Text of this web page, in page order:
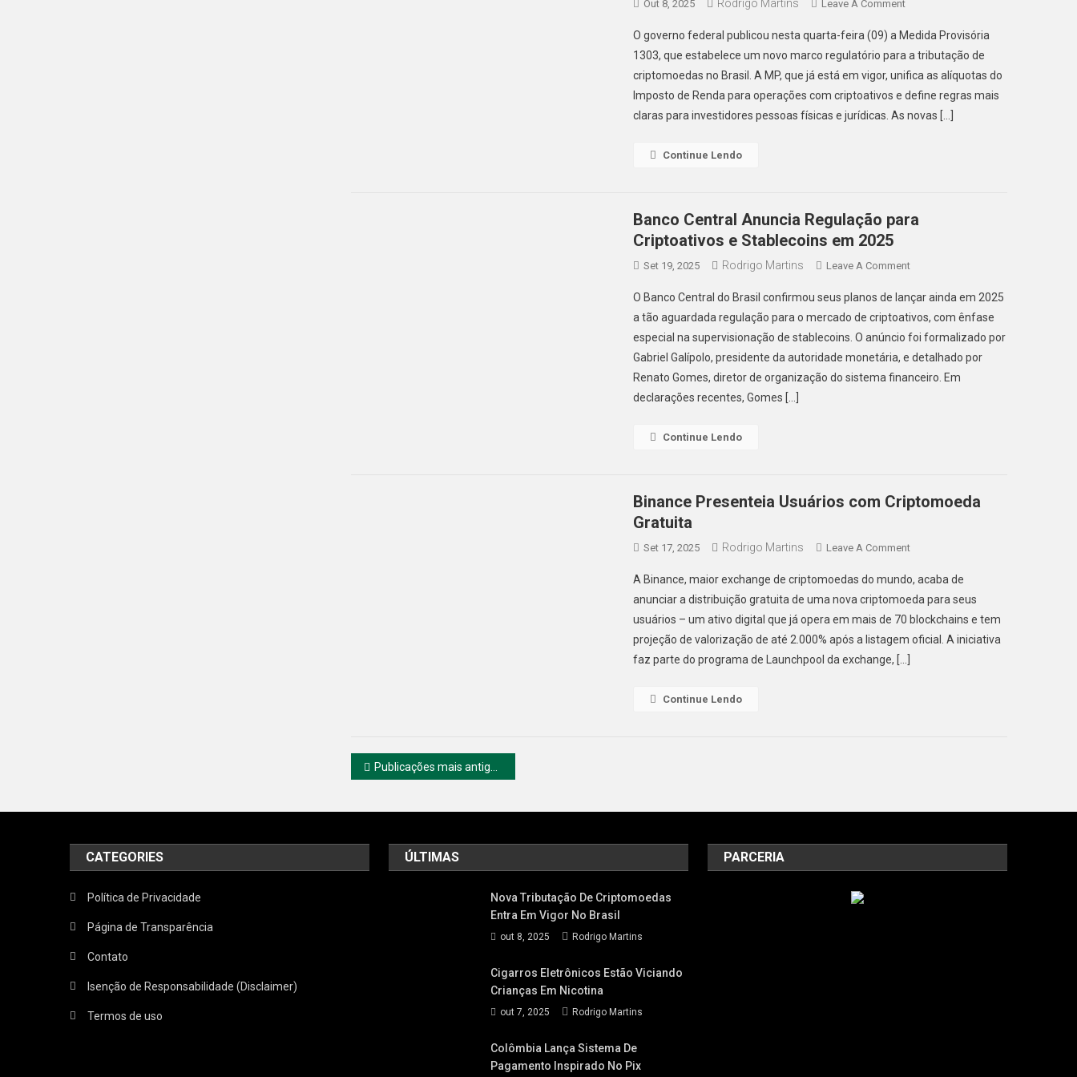
Out 8, 2025 Rodrigo Martins Leave A CommentOn
Tributação
De
Criptomoedas
Entra
Em
O governo federal publicou nesta quarta-feira (09) a Medida Provisória
1303, que estabelece um novo marco regulatório para a tributação de
criptomoedas no Brasil. A MP, que já está em vigor, unifica as alíquotas do
Imposto de Renda para operações com criptoativos e define regras mais
claras para investidores pessoas físicas e jurídicas. As novas […]
Continue Lendo
Banco Central Anuncia Regulação para
Criptoativos e Stablecoins em 2025
Set 19, 2025 Rodrigo Martins Leave A CommentOn
Central
Anuncia
Regulação
Para
Criptoativos
O Banco Central do Brasil confirmou seus planos de lançar ainda em 2025
a tão aguardada regulação para o mercado de criptoativos, com ênfase
especial na supervisionação de stablecoins. O anúncio foi formalizado por
Gabriel Galípolo, presidente da autoridade monetária, e detalhado por
Renato Gomes, diretor de organização do sistema financeiro. Em
declarações recentes, Gomes […]
Continue Lendo
Binance Presenteia Usuários com Criptomoeda
Gratuita
Set 17, 2025 Rodrigo Martins Leave A CommentOn
Presenteia
Usuários
Com
Criptomoeda
A Binance, maior exchange de criptomoedas do mundo, acaba de
anunciar a distribuição gratuita de uma nova criptomoeda para seus
usuários – um ativo digital que já opera em mais de 70 blockchains e tem
projeção de valorização de até 2.000% após a listagem oficial. A iniciativa
faz parte do programa de Launchpool da exchange, […]
Continue Lendo
Navegação
Publicações mais antigas
CATEGORIES
Política de Privacidade
Página de Transparência
Contato
Isenção de Responsabilidade (Disclaimer)
Termos de uso
ÚLTIMAS
Nova Tributação De Criptomoedas
Entra Em Vigor No Brasil
out 8, 2025 Rodrigo Martins
Cigarros Eletrônicos Estão Viciando
Crianças Em Nicotina
out 7, 2025 Rodrigo Martins
Colômbia Lança Sistema De
Pagamento Inspirado No Pix
PARCERIA